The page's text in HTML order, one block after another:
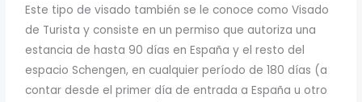
Este tipo de visado también se le conoce como Visado
de Turista y consiste en un permiso que autoriza una
estancia de hasta 90 días en España y el resto del
espacio Schengen, en cualquier período de 180 días (a
contar desde el primer día de entrada a España u otro